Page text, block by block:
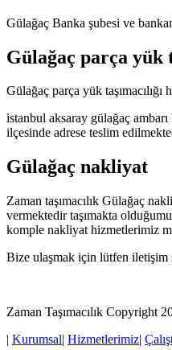
Gülağaç Banka şubesi ve
Gülağaç parça yük
Gülağaç parça yük
istanbul aksaray gülağaç
ilçesinde adrese teslim
Gülağaç nakliyat
Zaman taşımacılık Gülağaç
vermektedir taşımakta
komple nakliyat hizmetlerimiz
Bize ulaşmak için lütfen iletişim
Zaman Taşımacılık Copyright
| Kurumsal| Hizmetlerimiz|